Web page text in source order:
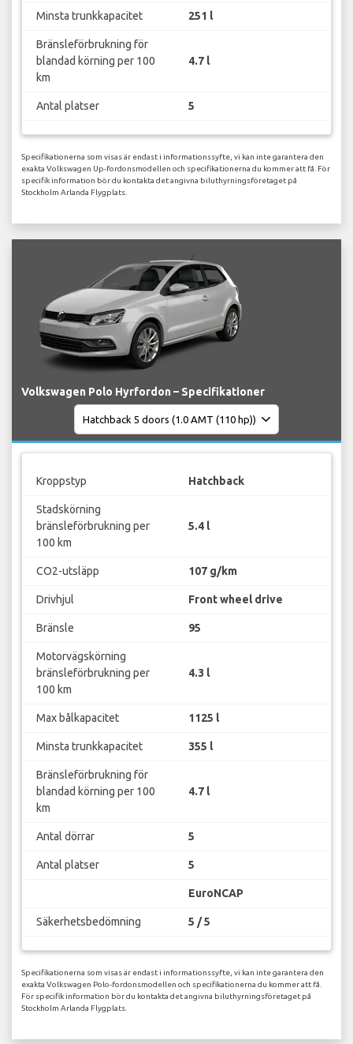
Minsta trunkkapacitet 251 l
Bränsleförbrukning för
blandad körning per 100
km
4.7 l
Antal platser 5
Specifikationerna som visas är endast i informationssyfte, vi kan inte garantera den
exakta Volkswagen Up-fordonsmodellen och specifikationerna du kommer att få. För
specifik information bör du kontakta det angivna biluthyrningsföretaget på
Stockholm Arlanda Flygplats.
Volkswagen Polo Hyrfordon – Specifikationer
Kroppstyp Hatchback
Stadskörning
bränsleförbrukning per
100 km
5.4 l
CO2-utsläpp 107 g/km
Drivhjul Front wheel drive
Bränsle 95
Motorvägskörning
bränsleförbrukning per
100 km
4.3 l
Max bålkapacitet 1125 l
Minsta trunkkapacitet 355 l
Bränsleförbrukning för
blandad körning per 100
km
4.7 l
Antal dörrar 5
Antal platser 5
EuroNCAP
Säkerhetsbedömning 5 / 5
Specifikationerna som visas är endast i informationssyfte, vi kan inte garantera den
exakta Volkswagen Polo-fordonsmodellen och specifikationerna du kommer att få.
För specifik information bör du kontakta det angivna biluthyrningsföretaget på
Stockholm Arlanda Flygplats.